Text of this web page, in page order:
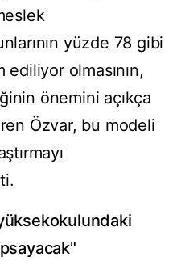
yüzde 78 gibi
olmasının,
önemini açıkça
Özvar, bu modeli